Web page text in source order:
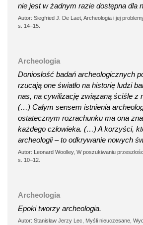
nie jest w żadnym razie dostępna dla
Autor: Siegfried J. De Laet, Archeologia i jej
s. 14–15.
Archeologia
Doniosłość badań archeologicznych
rzucają one światło na historię ludzi
nas, na cywilizację związaną ściśle z
(…) Całym sensem istnienia
ostatecznym rozrachunku ma ona
każdego człowieka. (…) A korzyści,
archeologii – to odkrywanie nowych
Autor: Leonard Woolley, W poszukiwaniu
s. 10–12.
Archeologia
Epoki tworzy archeologia.
Autor: Stanisław Jerzy Lec, Myśli nieuczesane,